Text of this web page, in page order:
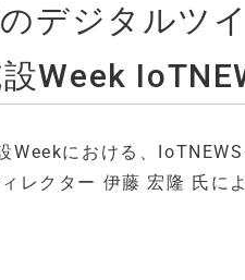
デジタルツ
Week
Weekにおける、
レクター 伊藤 宏隆 氏に